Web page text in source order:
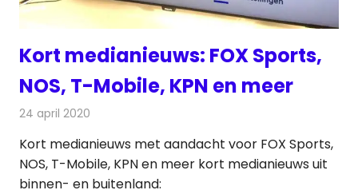
Kort medianieuws: FOX Sports,
NOS, T-Mobile, KPN en meer
24 april 2020
Kort medianieuws met aandacht voor FOX Sports,
NOS, T-Mobile, KPN en meer kort medianieuws uit
binnen- en buitenland: